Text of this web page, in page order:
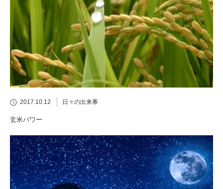
2017.10.12 日々の出来事
玄米パワー